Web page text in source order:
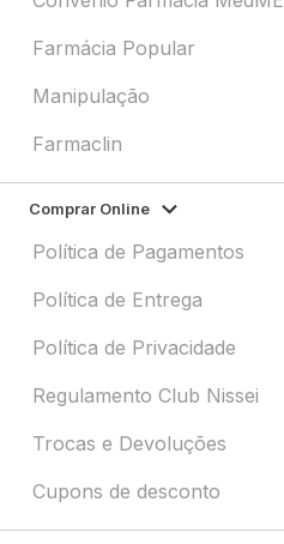
Farmácia Popular
Manipulação
Farmaclin
Comprar Online
Política de Pagamentos
Política de Entrega
Política de Privacidade
Regulamento Club Nissei
Trocas e Devoluções
Cupons de desconto